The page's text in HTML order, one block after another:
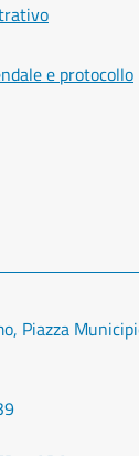
e protocollo
Piazza